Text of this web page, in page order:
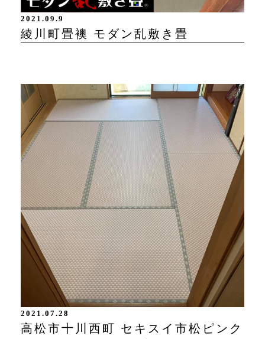
2021.09.9
綾川町畳襖 モダン乱敷き畳
2021.07.28
高松市十川西町 セキスイ市松ピンク